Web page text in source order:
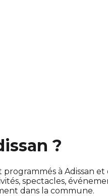
?
à Adissan
spectacles,
dans la commune.